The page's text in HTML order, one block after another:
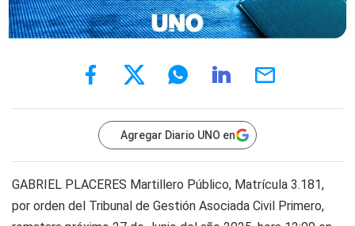
Agregar Diario UNO en
GABRIEL PLACERES Martillero Público, Matrícula 3.181,
por orden del Tribunal de Gestión Asociada Civil Primero,